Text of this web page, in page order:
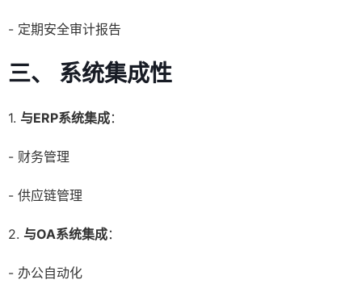
- 定期安全审计报告
三、 系统集成性
1. 与ERP系统集成：
- 财务管理
- 供应链管理
2. 与OA系统集成：
- 办公自动化